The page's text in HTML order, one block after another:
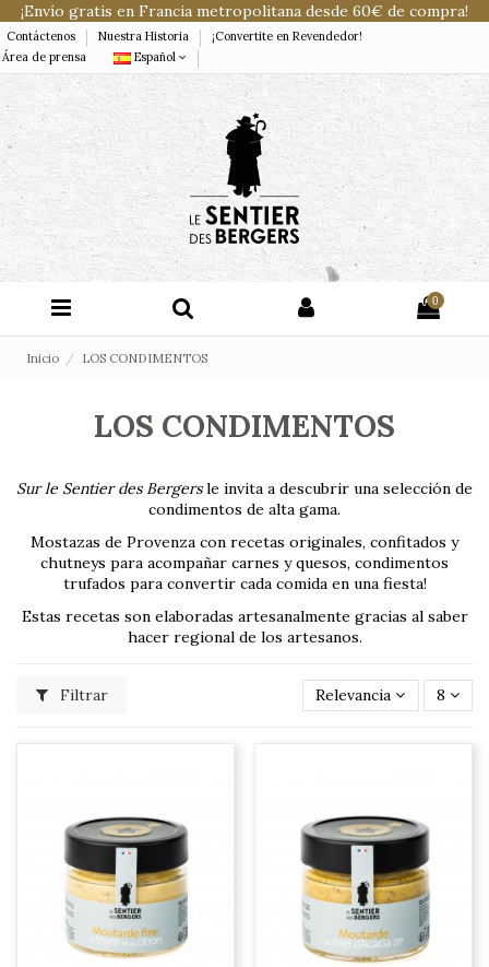
¡Envío gratis en Francia metropolitana desde 60€ de compra!
Contáctenos Nuestra Historia
¡Convertite en Revendedor!
Área de prensa
Español
0
Inicio LOS CONDIMENTOS
LOS CONDIMENTOS
Sur le Sentier des Bergersle invita a descubrir una selección de
condimentos de alta gama.
Mostazas de Provenza con recetas originales, confitados y
chutneys para acompañar carnes y quesos, condimentos
trufados para convertir cada comida en una fiesta!
Estas recetas son elaboradas artesanalmente gracias al saber
hacer regional de los artesanos.
Filtrar Relevancia 8